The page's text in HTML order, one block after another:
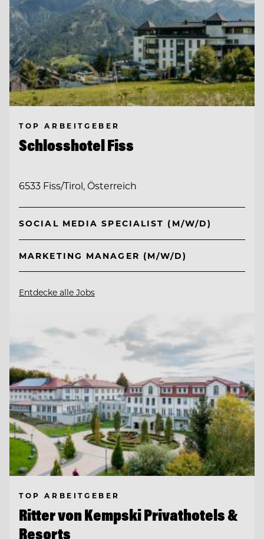
TOP ARBEITGEBER
Schlosshotel Fiss
6533 Fiss/Tirol, Österreich
SOCIAL MEDIA SPECIALIST (M/W/D)
MARKETING MANAGER (M/W/D)
Entdecke alle Jobs
TOP ARBEITGEBER
Ritter von Kempski Privathotels &
Resorts